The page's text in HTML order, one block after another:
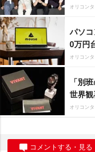
オリコン
パソ
0万円
オリコン
「別
世界
オリコン
コメントする・見る